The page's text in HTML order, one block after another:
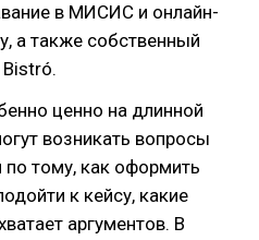
в МИСИС и онлайн-
а также собственный
Bistró.
ценно на длинной
возникать вопросы
по тому, как оформить
к кейсу, какие
аргументов. В